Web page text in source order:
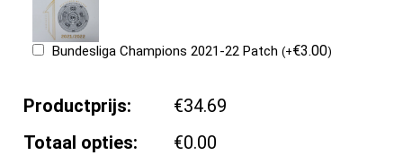
Bundesliga Champions 2021-22 Patch(+€3.00)
Productprijs:
€34.69
Totaal opties:
€0.00